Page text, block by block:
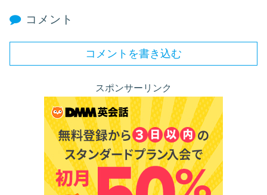
コメント
コメントを書き込む
スポンサーリンク